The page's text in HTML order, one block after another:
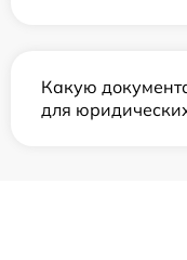
Какую
для